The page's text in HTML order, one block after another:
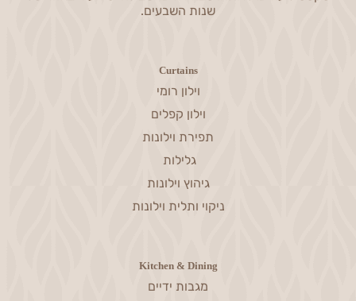
שנות השבעים.
Curtains
וילון רומי
וילון קפלים
תפירת וילונות
גלילות
גיהוץ וילונות
ניקוי ותלית וילונות
Kitchen & Dining
מגבות ידיים